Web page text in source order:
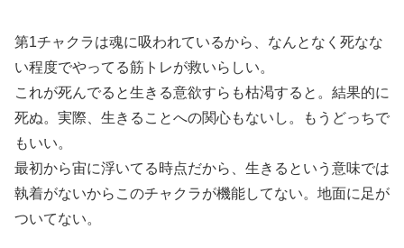
第1チャクラは魂に吸われているから、なんとなく死なな
い程度でやってる筋トレが救いらしい。
これが死んでると生きる意欲すらも枯渇すると。結果的に
死ぬ。実際、生きることへの関心もないし。もうどっちで
もいい。
最初から宙に浮いてる時点だから、生きるという意味では
執着がないからこのチャクラが機能してない。地面に足が
ついてない。